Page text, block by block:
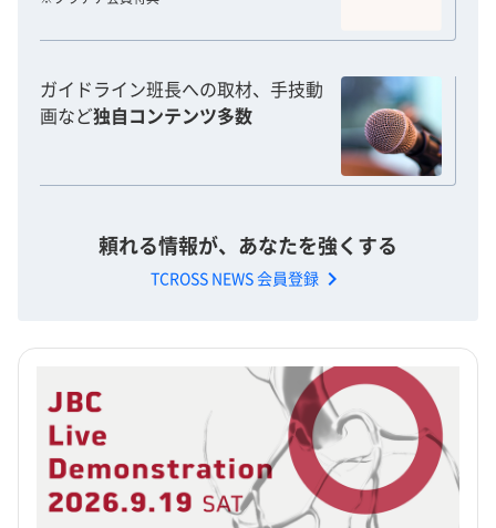
ガイドライン班長への取材、手技動
画など独自コンテンツ多数
頼れる情報が、あなたを強くする
TCROSS NEWS 会員登録 chevron_right